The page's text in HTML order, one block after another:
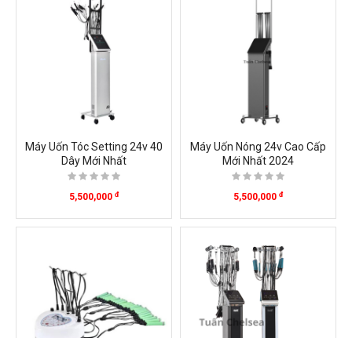
Máy Uốn Tóc Setting 24v 40
Dây Mới Nhất
5,500,000 đ
Máy Uốn Nóng 24v Cao Cấp
Mới Nhất 2024
5,500,000 đ